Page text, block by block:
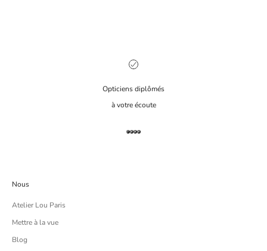
Opticiens diplômés
à votre écoute
Aller à l'élément 1
Aller à l'élément 2
Aller à l'élément 3
Aller à l'élément 4
Nous
Atelier Lou Paris
Mettre à la vue
Blog